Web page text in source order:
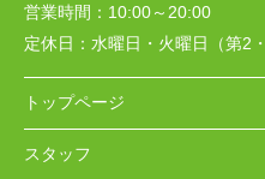
営業時間： 10:00～20:00
定休日： 水曜日・火曜日（第2・
トップページ
スタッフ